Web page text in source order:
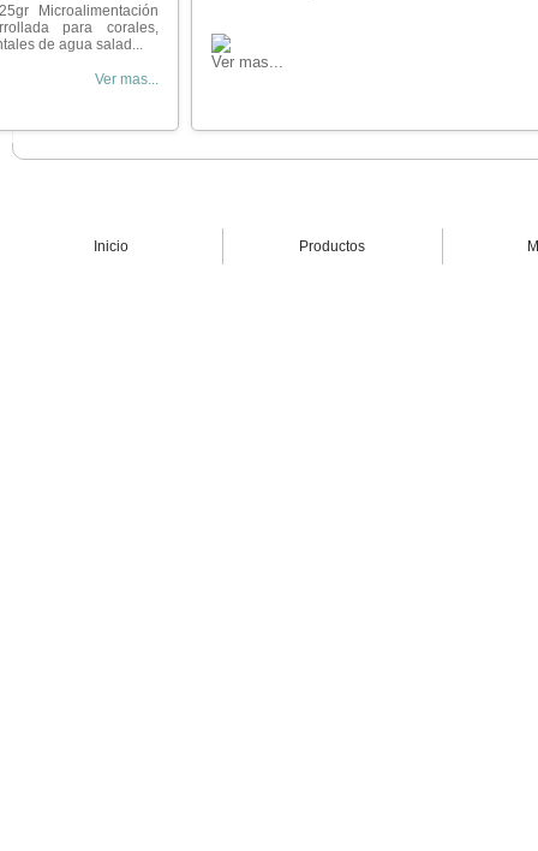
Microalimentación
para corales,
de agua salad...
Ver mas...
Ver mas...
Inicio Productos